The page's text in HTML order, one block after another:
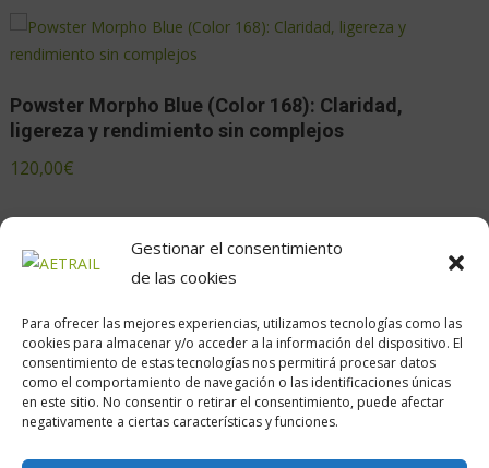
Gestionar el consentimiento
de las cookies
Para ofrecer las mejores experiencias, utilizamos tecnologías como las
cookies para almacenar y/o acceder a la información del dispositivo. El
consentimiento de estas tecnologías nos permitirá procesar datos
como el comportamiento de navegación o las identificaciones únicas
en este sitio. No consentir o retirar el consentimiento, puede afectar
negativamente a ciertas características y funciones.
Powster Morpho Blue (Color 168): Claridad,
ligereza y rendimiento sin complejos
120,00€
Calle Daoiz, 12, Madrid